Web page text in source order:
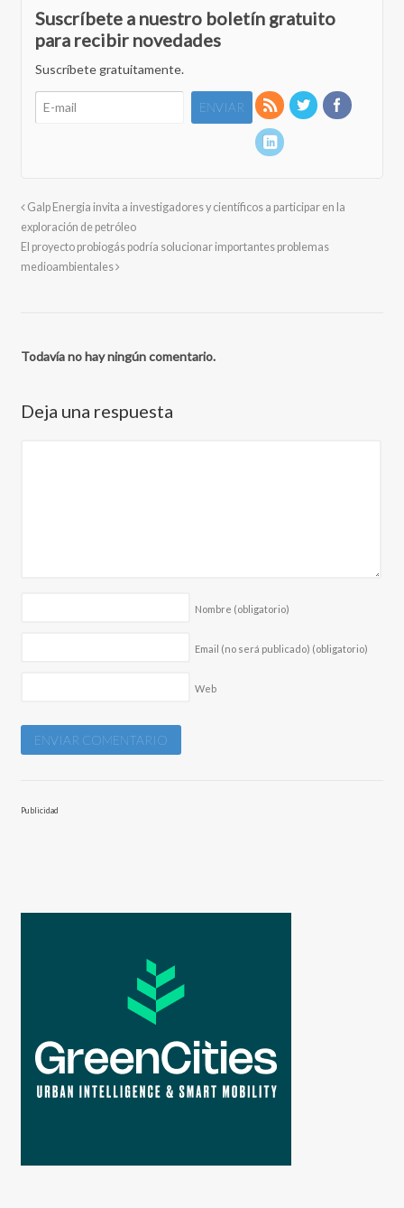
Suscríbete a nuestro boletín gratuito
para recibir novedades
Suscríbete gratuitamente.
Galp Energia invita a investigadores y científicos a participar en la
exploración de petróleo
El proyecto probiogás podría solucionar importantes problemas
medioambientales
Todavía no hay ningún comentario.
Deja una respuesta
Nombre (obligatorio)
Email (no será publicado) (obligatorio)
Web
Publicidad